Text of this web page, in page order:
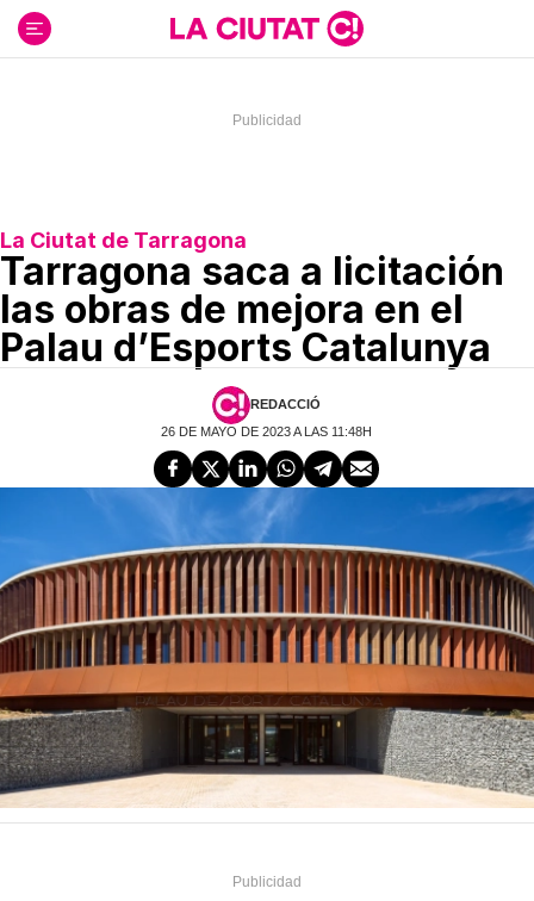
contenido
La Ciutat de Tarragona
Tarragona saca a licitación
las obras de mejora en el
Palau d’Esports Catalunya
REDACCIÓ
26 DE MAYO DE 2023 A LAS 11:48H